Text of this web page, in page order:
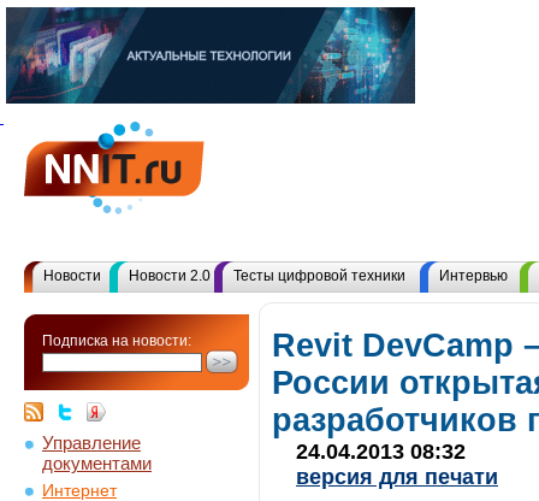
Новости Новости 2.0 Тесты цифровой техники Интервью
Подписка на новости:
Управление
документами
Интернет
Revit DevCamp
России
24.04.2013 08:32
версия для печати